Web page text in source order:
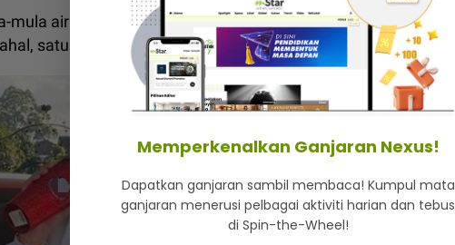
mula air rasa sedap bila minum dengan tumbler ni. Akhirnya
satu botol sahaja. Macam kena beli lagi je."
Memperkenalkan Ganjaran Nexus!
Dapatkan ganjaran sambil membaca! Kumpul mata
ganjaran menerusi pelbagai aktiviti harian dan tebus
di Spin-the-Wheel!